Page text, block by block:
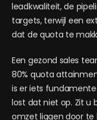
leadkwaliteit, de
targets, terwijl een
dat de quota te
Een gezond sales
80% quota
is er iets
lost dat niet op. Zit u
omzet liggen door te